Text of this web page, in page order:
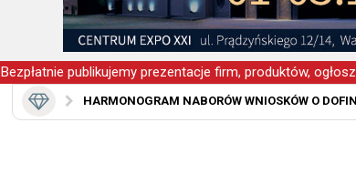
Bezpłatnie publikujemy prezentacje firm, produktów,
HARMONOGRAM NABORÓW WNIOSKÓW O